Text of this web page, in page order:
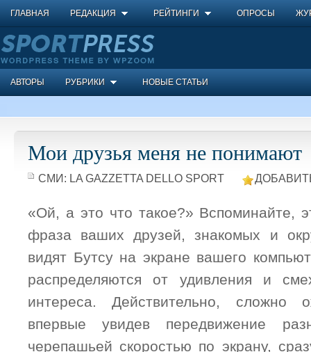
ГЛАВНАЯ РЕДАКЦИЯ РЕЙТИНГИ ОПРОСЫ
АВТОРЫ РУБРИКИ НОВЫЕ СТАТЬИ
Мои друзья меня не понимают
СМИ: LA GAZZETTA DELLO SPORT
«Ой, а это что такое?» Вспоминайте,
фраза ваших друзей, знакомых и
видят Бутсу на экране вашего
распределяются от удивления и
интереса. Действительно, сложно
впервые увидев передвижение
черепашьей скоростью по экрану,